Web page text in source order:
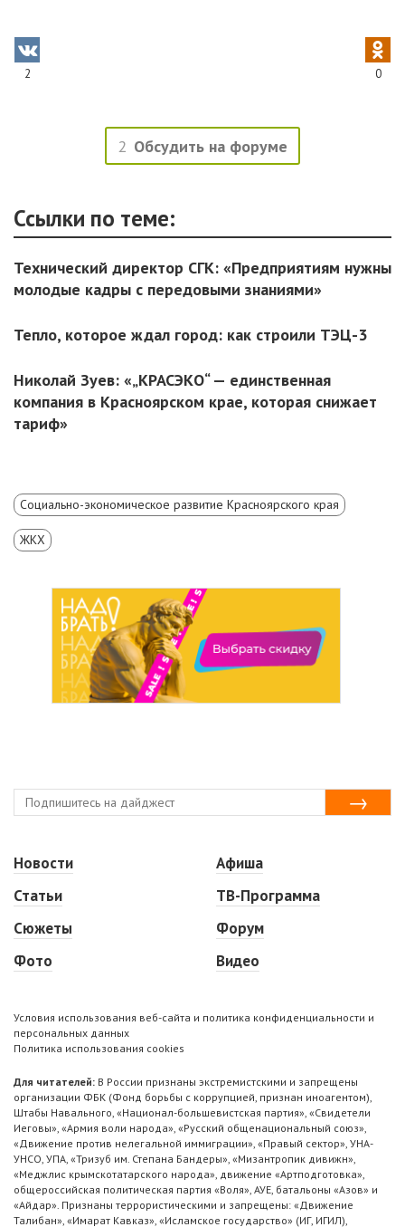
2 0
2 Обсудить на форуме
Ссылки по теме:
Технический директор СГК: «Предприятиям нужны
молодые кадры с передовыми знаниями»
Тепло, которое ждал город: как строили ТЭЦ-3
Николай Зуев: «„КРАСЭКО“ — единственная
компания в Красноярском крае, которая снижает
тариф»
Социально-экономическое развитие Красноярского края
ЖКХ
Новости
Статьи
Сюжеты
Фото
Афиша
ТВ-Программа
Форум
Видео
Условия использования веб-сайта и политика конфиденциальности и
персональных данных
Политика использования cookies
Для читателей: В России признаны экстремистскими и запрещены
организации ФБК (Фонд борьбы с коррупцией, признан иноагентом),
Штабы Навального, «Национал-большевистская партия», «Свидетели
Иеговы», «Армия воли народа», «Русский общенациональный союз»,
«Движение против нелегальной иммиграции», «Правый сектор», УНА-
УНСО, УПА, «Тризуб им. Степана Бандеры», «Мизантропик дивижн»,
«Меджлис крымскотатарского народа», движение «Артподготовка»,
общероссийская политическая партия «Воля», АУЕ, батальоны «Азов» и
«Айдар». Признаны террористическими и запрещены: «Движение
Талибан», «Имарат Кавказ», «Исламское государство» (ИГ, ИГИЛ),